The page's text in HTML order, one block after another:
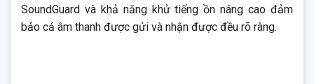
SoundGuard và khả năng khử tiếng ồn nâng cao đảm
bảo cả âm thanh được gửi và nhận được đều rõ ràng.